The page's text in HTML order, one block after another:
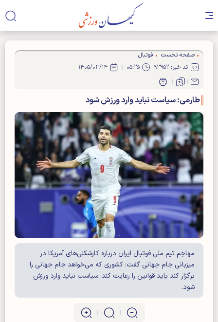
صفحه نخست
فوتبال
کد خبر: ۹۳۹۵۲
۰۵:۲۵ ۱۴۰۵/۰۳/۱۴
طارمی: سیاست نباید وارد ورزش شود
مهاجم تیم ملی فوتبال ایران درباره کارشکنی‌های آمریکا در
میزبانی جام جهانی گفت: کشوری که می‌خواهد جام جهانی را
برگزار کند باید قوانین را رعایت کند. سیاست نباید وارد ورزش
شود.